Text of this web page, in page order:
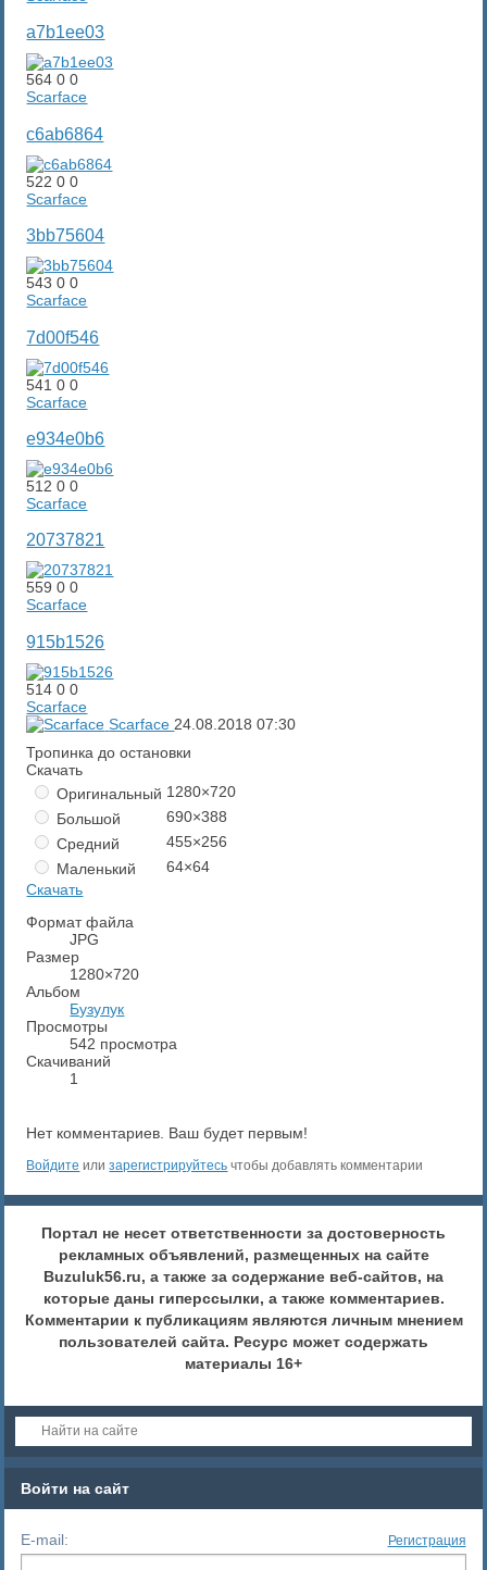
a7b1ee03
56400
Scarface
c6ab6864
52200
Scarface
3bb75604
54300
Scarface
7d00f546
54100
Scarface
e934e0b6
51200
Scarface
20737821
55900
Scarface
915b1526
51400
Scarface
Scarface 24.08.2018 07:30
Тропинка до остановки
Скачать
Оригинальный 1280×720
Большой
690×388
Средний
455×256
Маленький
64×64
Скачать
Формат файла
JPG
Размер
1280×720
Альбом
Бузулук
Просмотры
542 просмотра
Скачиваний
1
Нет комментариев. Ваш будет первым!
Войдите илизарегистрируйтесь чтобы добавлять комментарии
Портал не несет ответственности за достоверность
рекламных объявлений, размещенных на сайте
Buzuluk56.ru, а также за содержание веб-сайтов, на
которые даны гиперссылки, а также комментариев.
Комментарии к публикациям являются личным мнением
пользователей сайта. Ресурс может содержать
материалы 16+
Войти на сайт
E-mail: Регистрация